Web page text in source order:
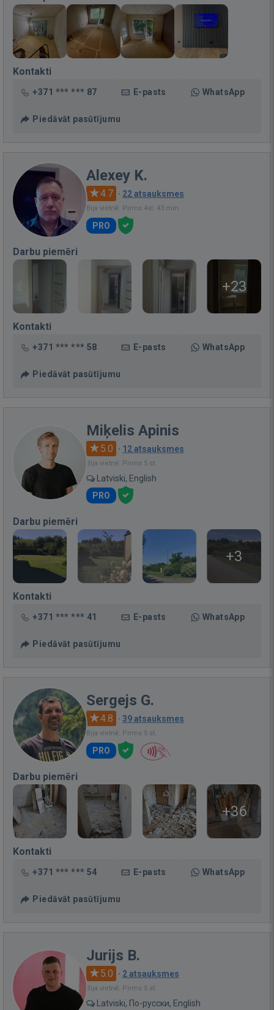
Kontakti
+371 *** *** 87 E-pasts WhatsApp
Piedāvāt pasūtījumu
Alexey K.
4.7 · 22 atsauksmes
Bija vietnē: Pirms 4st. 43 min.
PRO
Darbu piemēri
+23
Kontakti
+371 *** *** 58 E-pasts WhatsApp
Piedāvāt pasūtījumu
Miķelis Apinis
5.0 · 12 atsauksmes
Bija vietnē: Pirms 5 st.
Latviski, English
PRO
Darbu piemēri
+3
Kontakti
+371 *** *** 41 E-pasts WhatsApp
Piedāvāt pasūtījumu
Sergejs G.
4.8 · 39 atsauksmes
Bija vietnē: Pirms 5 st.
PRO
Darbu piemēri
+36
Kontakti
+371 *** *** 54 E-pasts WhatsApp
Piedāvāt pasūtījumu
Jurijs B.
5.0 · 2 atsauksmes
Bija vietnē: Pirms 5 st.
Latviski, По-русски, English